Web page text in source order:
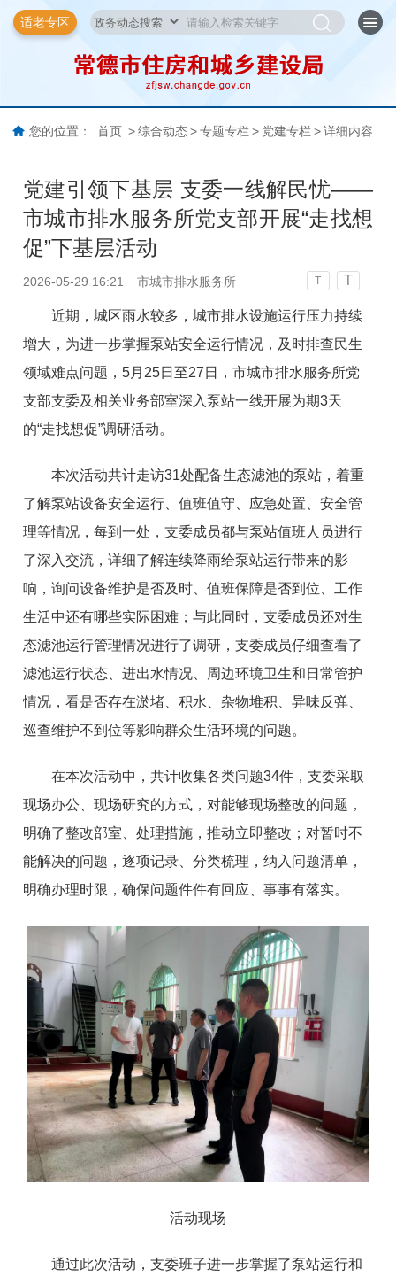
适老专区
您的位置： 首页 > 综合动态 > 专题专栏 > 党建专栏 > 详细内容
党建引领下基层 支委一线解民忧——
市城市排水服务所党支部开展“走找想
促”下基层活动
2026-05-29 16:21 市城市排水服务所 T T
近期，城区雨水较多，城市排水设施运行压力持续
增大，为进一步掌握泵站安全运行情况，及时排查民生
领域难点问题，5月25日至27日，市城市排水服务所党
支部支委及相关业务部室深入泵站一线开展为期3天
的“走找想促”调研活动。
本次活动共计走访31处配备生态滤池的泵站，着重
了解泵站设备安全运行、值班值守、应急处置、安全管
理等情况，每到一处，支委成员都与泵站值班人员进行
了深入交流，详细了解连续降雨给泵站运行带来的影
响，询问设备维护是否及时、值班保障是否到位、工作
生活中还有哪些实际困难；与此同时，支委成员还对生
态滤池运行管理情况进行了调研，支委成员仔细查看了
滤池运行状态、进出水情况、周边环境卫生和日常管护
情况，看是否存在淤堵、积水、杂物堆积、异味反弹、
巡查维护不到位等影响群众生活环境的问题。
在本次活动中，共计收集各类问题34件，支委采取
现场办公、现场研究的方式，对能够现场整改的问题，
明确了整改部室、处理措施，推动立即整改；对暂时不
能解决的问题，逐项记录、分类梳理，纳入问题清单，
明确办理时限，确保问题件件有回应、事事有落实。
活动现场
通过此次活动，支委班子进一步掌握了泵站运行和